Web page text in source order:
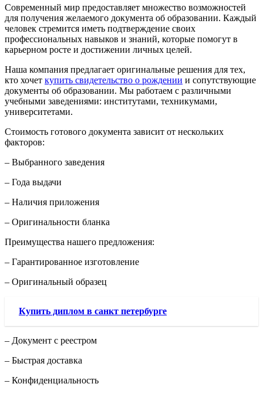
Современный мир предоставляет множество возможностей
для получения желаемого документа об образовании. Каждый
человек стремится иметь подтверждение своих
профессиональных навыков и знаний, которые помогут в
карьерном росте и достижении личных целей.
Наша компания предлагает оригинальные решения для тех,
кто хочет купить свидетельство о рождении и сопутствующие
документы об образовании. Мы работаем с различными
учебными заведениями: институтами, техникумами,
университетами.
Стоимость готового документа зависит от нескольких
факторов:
– Выбранного заведения
– Года выдачи
– Наличия приложения
– Оригинальности бланка
Преимущества нашего предложения:
– Гарантированное изготовление
– Оригинальный образец
Купить диплом в санкт петербурге
– Документ с реестром
– Быстрая доставка
– Конфиденциальность